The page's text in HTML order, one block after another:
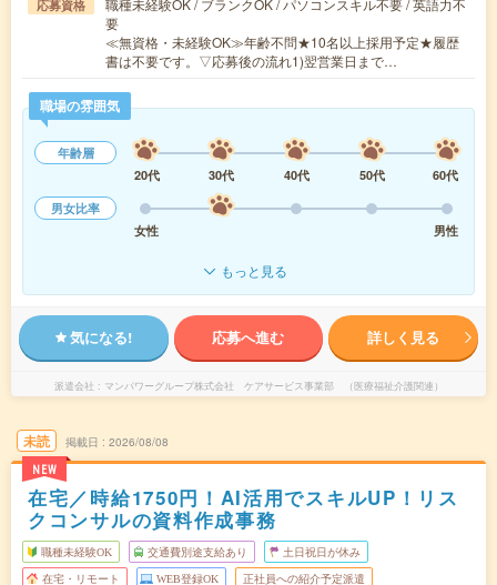
応募資格
職種未経験OK / ブランクOK / パソコンスキル不要 / 英語力不
要
≪無資格・未経験OK≫年齢不問★10名以上採用予定★履歴
書は不要です。▽応募後の流れ1)翌営業日まで…
職場の雰囲気
年齢層
20代
30代 40代 50代
60代
男女比率
女性
男性
もっと見る
気になる! 応募へ進む 詳しく見る
派遣会社 マンパワーグループ株式会社 ケアサービス事業部 （医療福祉介護関連）
未読
NEW
掲載日 2026/08/08
在宅／時給1750円！AI活用でスキルUP！リス
クコンサルの資料作成事務
職種未経験OK 交通費別途支給あり 土日祝日が休み
在宅・リモート WEB登録OK 正社員への紹介予定派遣